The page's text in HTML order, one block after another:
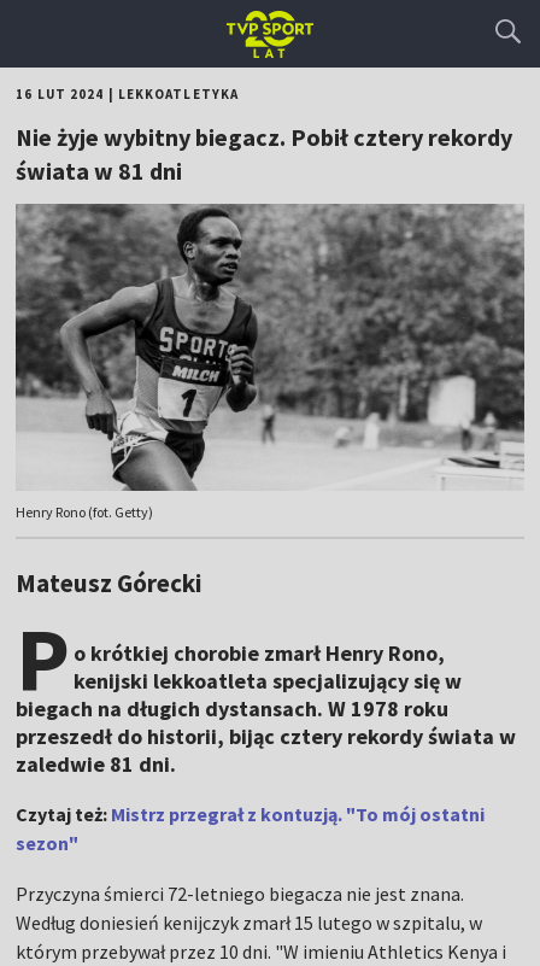
16 LUT 2024 LEKKOATLETYKA
Nie żyje wybitny biegacz. Pobił cztery rekordy
świata w 81 dni
Henry Rono (fot. Getty)
Mateusz Górecki
P o krótkiej chorobie zmarł Henry Rono,
kenijski lekkoatleta specjalizujący się w
biegach na długich dystansach. W 1978 roku
przeszedł do historii, bijąc cztery rekordy świata w
zaledwie 81 dni.
Czytaj też: Mistrz przegrał z kontuzją. "To mój ostatni
sezon"
Przyczyna śmierci 72-letniego biegacza nie jest znana.
Według doniesień kenijczyk zmarł 15 lutego w szpitalu, w
którym przebywał przez 10 dni. "W imieniu Athletics Kenya i